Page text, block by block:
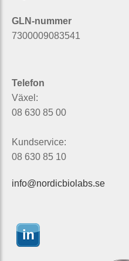
GLN-nummer
7300009083541
Telefon
Växel:
08 630 85 00
Kundservice:
08 630 85 10
info@nordicbiolabs.se